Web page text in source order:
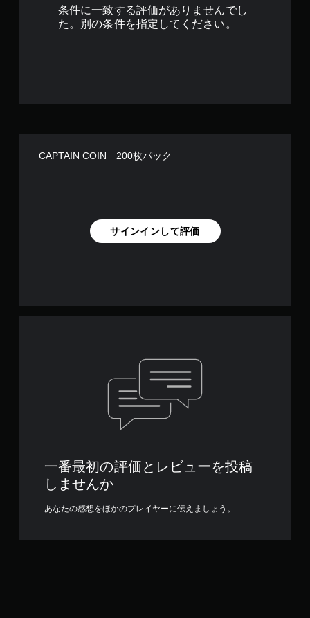
条件に一致する評価がありませんでし
た。別の条件を指定してください。
CAPTAIN COIN 200枚パック
サインインして評価
一番最初の評価とレビューを投稿
しませんか
あなたの感想をほかのプレイヤーに伝えましょう。